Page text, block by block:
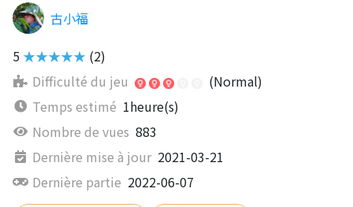
古小福
5 ★★★★★ (2)
Difficulté du jeu
(Normal)
Temps estimé 1heure(s)
Nombre de vues 883
Dernière mise à jour 2021-03-21
Dernière partie 2022-06-07